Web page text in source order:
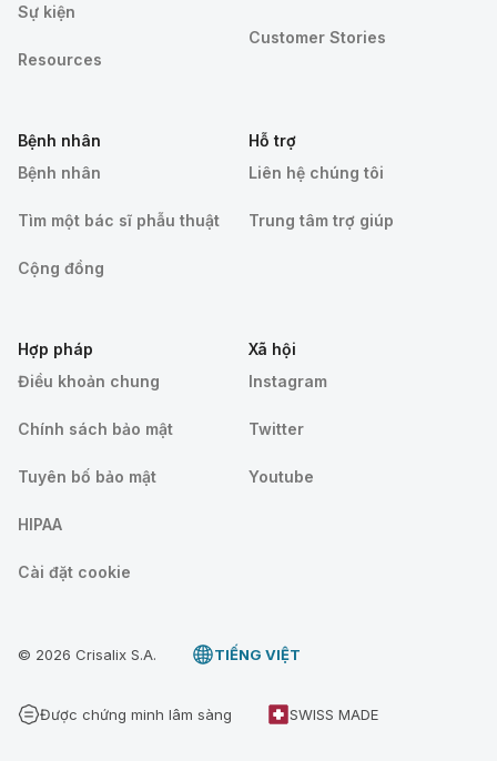
Sự kiện
Resources
Customer Stories
Bệnh nhân
Bệnh nhân
Tìm một bác sĩ phẫu thuật
Cộng đồng
Hỗ trợ
Liên hệ chúng tôi
Trung tâm trợ giúp
Hợp pháp
Điều khoản chung
Chính sách bảo mật
Tuyên bố bảo mật
HIPAA
Cài đặt cookie
Xã hội
Instagram
Twitter
Youtube
© 2026 Crisalix S.A. TIẾNG VIỆT
Được chứng minh lâm sàng SWISS MADE